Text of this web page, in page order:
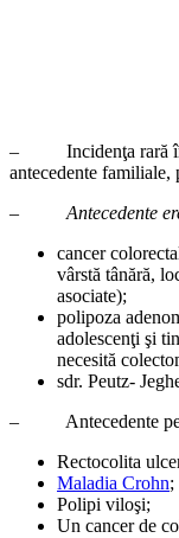
– Incidenţa rară
antecedente familiale,
–Antecedente
cancer
vârstă tânără,
asociate);
polipoza
adolescenţi şi
necesită
sdr. Peutz-
– Antecedente
Rectocolita
Maladia Crohn;
Polipi viloşi;
Un cancer de